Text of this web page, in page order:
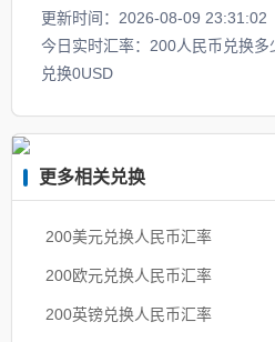
更新时间：2026-08-09 23:31:02
今日实时汇率：200人民币兑换
兑换0USD
更多相关兑换
200美元兑换人民币汇率
200欧元兑换人民币汇率
200英镑兑换人民币汇率